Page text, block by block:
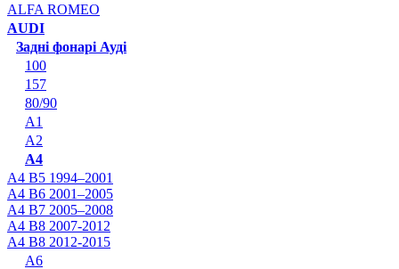
ALFA ROMEO
AUDI
Задні фонарі Ауді
100
157
80/90
A1
A2
A4
A4 B5 1994–2001
A4 B6 2001–2005
A4 B7 2005–2008
A4 B8 2007-2012
A4 B8 2012-2015
A6